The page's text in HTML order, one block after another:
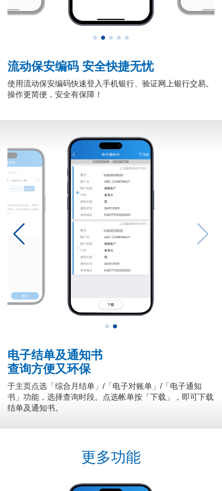
流动保安编码 安全快捷无忧
使用流动保安编码快速登入手机银行、验证网上银行交易。
操作更简便，安全有保障！
电子结单及通知书
查询方便又环保
于主页点选「综合月结单」/「电子对账单」/「电子通知
书」功能，选择查询时段。点选帐单按「下载」，即可下载
结单及通知书。
更多功能